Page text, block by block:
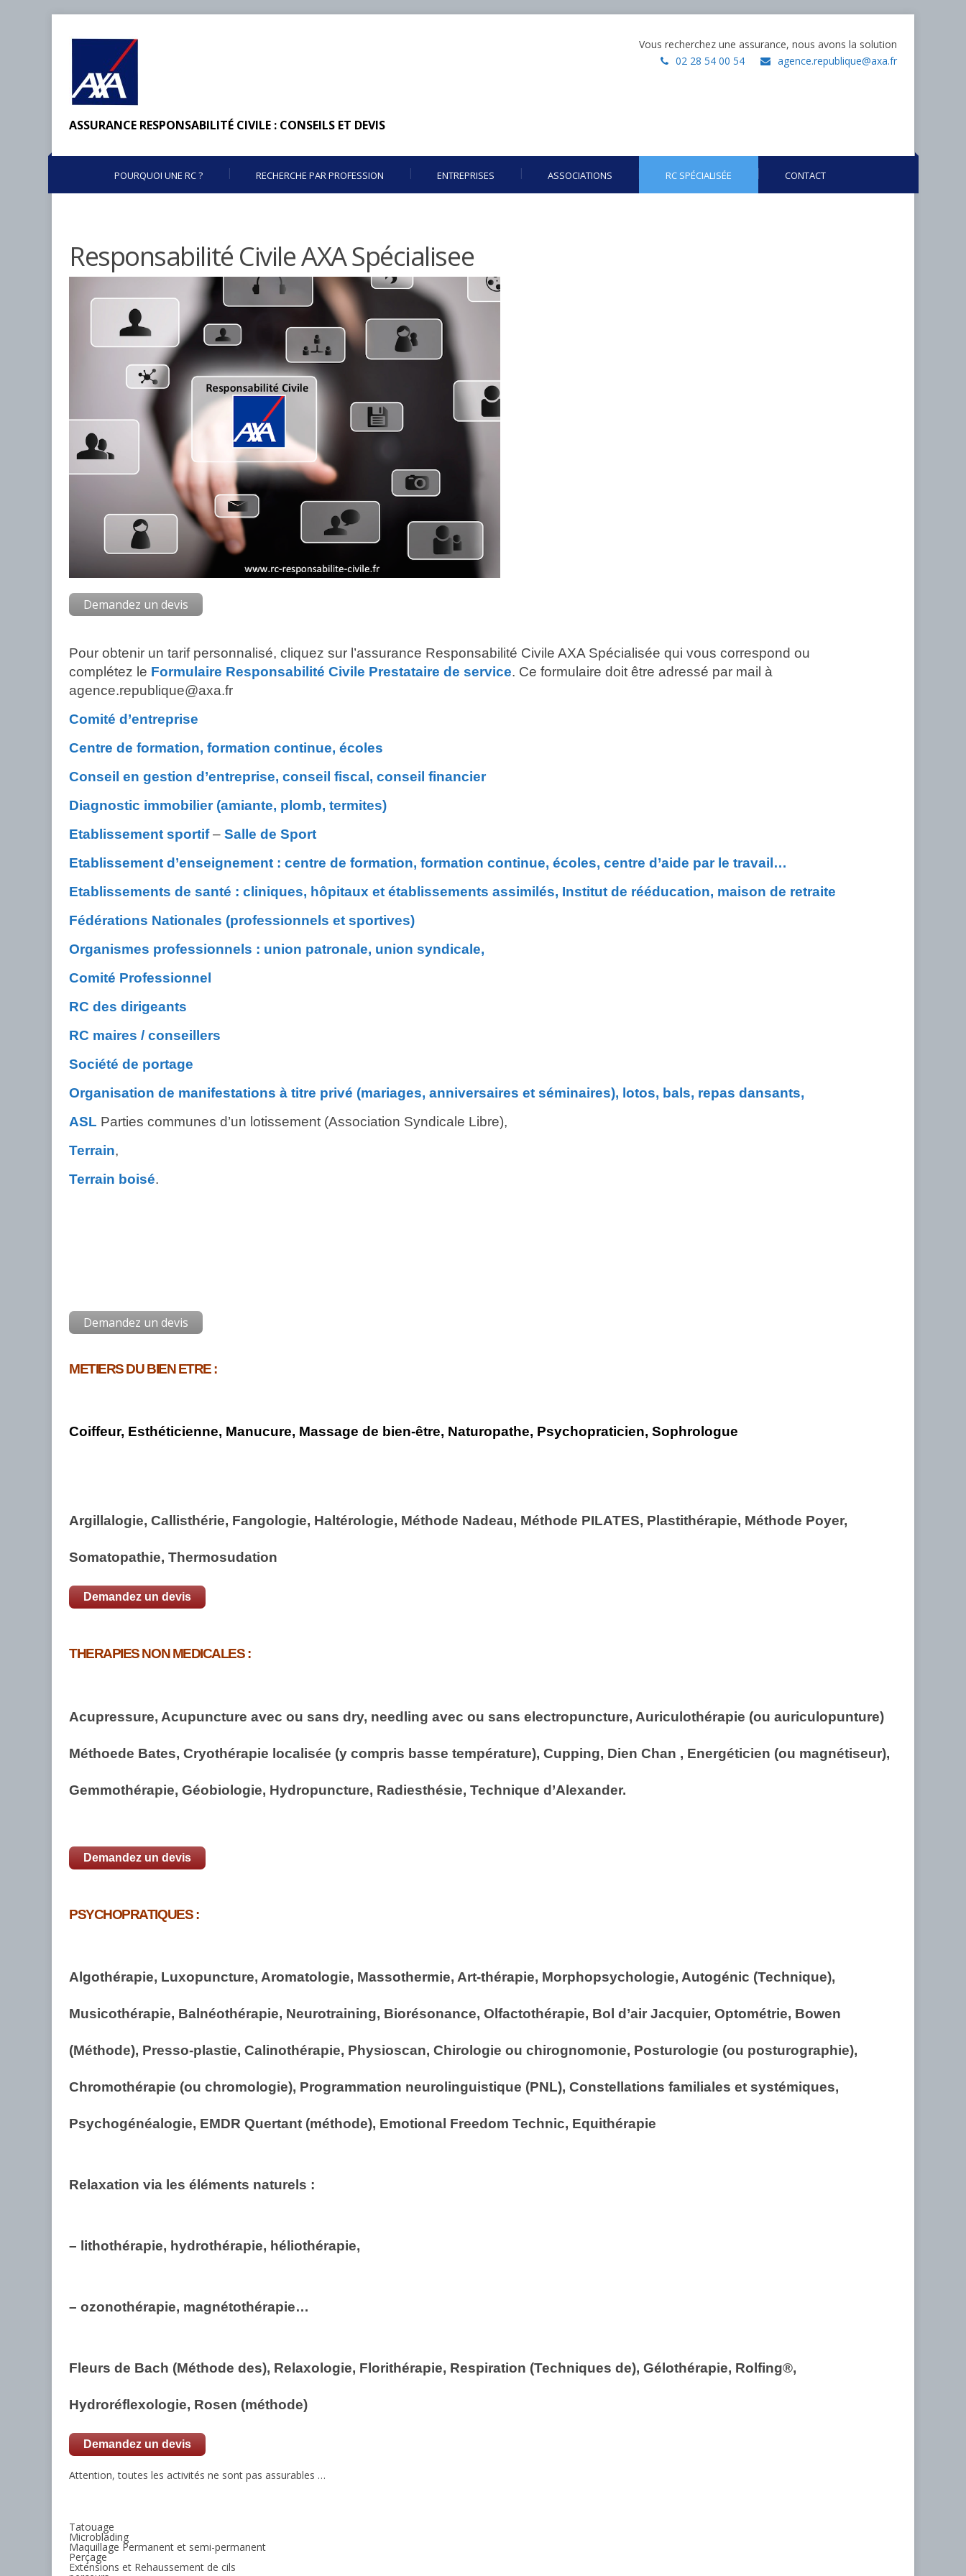
ASSURANCE RESPONSABILITÉ CIVILE : CONSEILS ET DEVIS
Vous recherchez une assurance, nous avons la solution
02 28 54 00 54
agence.republique@axa.fr
POURQUOI UNE RC ? RECHERCHE PAR PROFESSION ENTREPRISES ASSOCIATIONS RC SPÉCIALISÉE CONTACT
Responsabilité Civile AXA Spécialisee
Demandez un devis
Pour obtenir un tarif personnalisé, cliquez sur l’assurance Responsabilité Civile AXA Spécialisée qui vous correspond ou
complétez le Formulaire Responsabilité Civile Prestataire de service. Ce formulaire doit être adressé par mail à
agence.republique@axa.fr
Comité d’entreprise
Centre de formation, formation continue, écoles
Conseil en gestion d’entreprise, conseil fiscal, conseil financier
Diagnostic immobilier (amiante, plomb, termites)
Etablissement sportif– Salle de Sport
Etablissement d’enseignement : centre de formation, formation continue, écoles, centre d’aide par le travail…
Etablissements de santé : cliniques, hôpitaux et établissements assimilés, Institut de rééducation, maison de retraite
Fédérations Nationales (professionnels et sportives)
Organismes professionnels : union patronale, union syndicale,
Comité Professionnel
RC des dirigeants
RC maires / conseillers
Société de portage
Organisation de manifestations à titre privé (mariages, anniversaires et séminaires), lotos, bals, repas dansants,
ASL Parties communes d’un lotissement (Association Syndicale Libre),
Terrain,
Terrain boisé.
Demandez un devis
METIERS DU BIEN ETRE :
Coiffeur, Esthéticienne, Manucure, Massage de bien-être, Naturopathe, Psychopraticien, Sophrologue
Argillalogie, Callisthérie, Fangologie, Haltérologie, Méthode Nadeau, Méthode PILATES, Plastithérapie, Méthode Poyer,
Somatopathie, Thermosudation
Demandez un devis
THERAPIES NON MEDICALES :
Acupressure, Acupuncture avec ou sans dry, needling avec ou sans electropuncture, Auriculothérapie (ou auriculopunture)
Méthoede Bates, Cryothérapie localisée (y compris basse température), Cupping, Dien Chan , Energéticien (ou magnétiseur),
Gemmothérapie, Géobiologie, Hydropuncture, Radiesthésie, Technique d’Alexander.
Demandez un devis
PSYCHOPRATIQUES :
Algothérapie, Luxopuncture, Aromatologie, Massothermie, Art-thérapie, Morphopsychologie, Autogénic (Technique),
Musicothérapie, Balnéothérapie, Neurotraining, Biorésonance, Olfactothérapie, Bol d’air Jacquier, Optométrie, Bowen
(Méthode), Presso-plastie, Calinothérapie, Physioscan, Chirologie ou chirognomonie, Posturologie (ou posturographie),
Chromothérapie (ou chromologie), Programmation neurolinguistique (PNL), Constellations familiales et systémiques,
Psychogénéalogie, EMDR Quertant (méthode), Emotional Freedom Technic, Equithérapie
Relaxation via les éléments naturels :
– lithothérapie, hydrothérapie, héliothérapie,
– ozonothérapie, magnétothérapie…
Fleurs de Bach (Méthode des), Relaxologie, Florithérapie, Respiration (Techniques de), Gélothérapie, Rolfing®,
Hydroréflexologie, Rosen (méthode)
Demandez un devis
Attention, toutes les activités ne sont pas assurables …
Tatouage
Microblading
Maquillage Permanent et semi-permanent
Perçage
Extensions et Rehaussement de cils